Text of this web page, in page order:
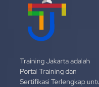
Training Jakarta adalah
Portal Training dan
Sertifikasi Terlengkap